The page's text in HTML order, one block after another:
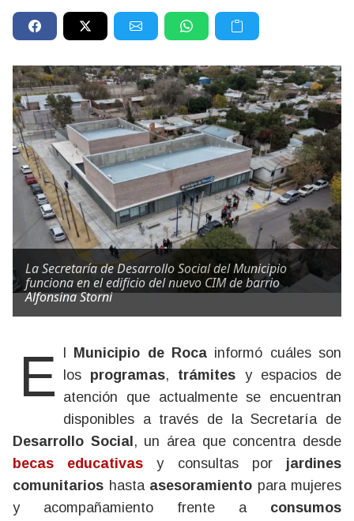
La Secretaría de Desarrollo Social del Municipio
funciona en el edificio del nuevo CIM de barrio
Alfonsina Storni
Municipio de Roca informó cuáles son
los programas, trámites y espacios de
atención que actualmente se encuentran
disponibles a través de la Secretaría de
Desarrollo Social , un área que concentra desde
becas educativas y consultas por jardines
comunitarios hasta asesoramiento para mujeres
y acompañamiento frente a consumos